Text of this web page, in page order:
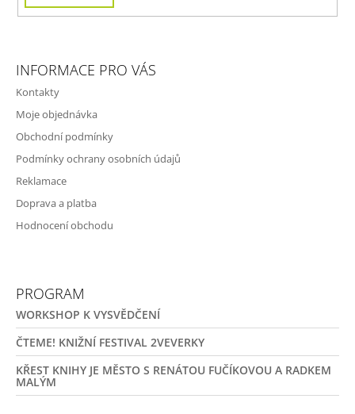
INFORMACE PRO VÁS
Kontakty
Moje objednávka
Obchodní podmínky
Podmínky ochrany osobních údajů
Reklamace
Doprava a platba
Hodnocení obchodu
PROGRAM
WORKSHOP K VYSVĚDČENÍ
ČTEME! KNIŽNÍ FESTIVAL 2VEVERKY
KŘEST KNIHY JE MĚSTO S RENÁTOU FUČÍKOVOU A RADKEM
MALÝM